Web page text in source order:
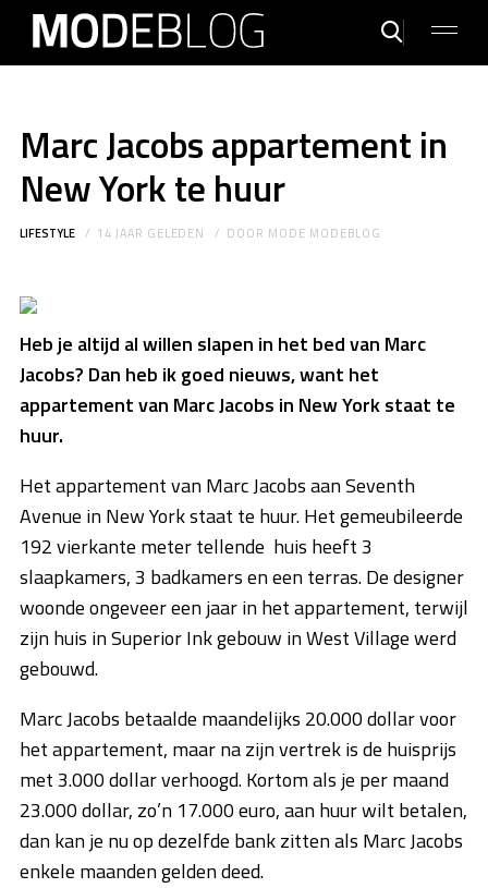
Marc Jacobs appartement in
New York te huur
LIFESTYLE 14 JAAR GELEDEN DOOR MODE MODEBLOG
Heb je altijd al willen slapen in het bed van Marc
Jacobs? Dan heb ik goed nieuws, want het
appartement van Marc Jacobs in New York staat te
huur.
Het appartement van Marc Jacobs aan Seventh
Avenue in New York staat te huur. Het gemeubileerde
192 vierkante meter tellende huis heeft 3
slaapkamers, 3 badkamers en een terras. De designer
woonde ongeveer een jaar in het appartement, terwijl
zijn huis in Superior Ink gebouw in West Village werd
gebouwd.
Marc Jacobs betaalde maandelijks 20.000 dollar voor
het appartement, maar na zijn vertrek is de huisprijs
met 3.000 dollar verhoogd. Kortom als je per maand
23.000 dollar, zo’n 17.000 euro, aan huur wilt betalen,
dan kan je nu op dezelfde bank zitten als Marc Jacobs
enkele maanden gelden deed.